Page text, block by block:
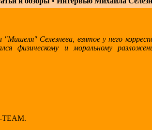
Селезнева, взятое у него
физическому и моральному
TEAM.